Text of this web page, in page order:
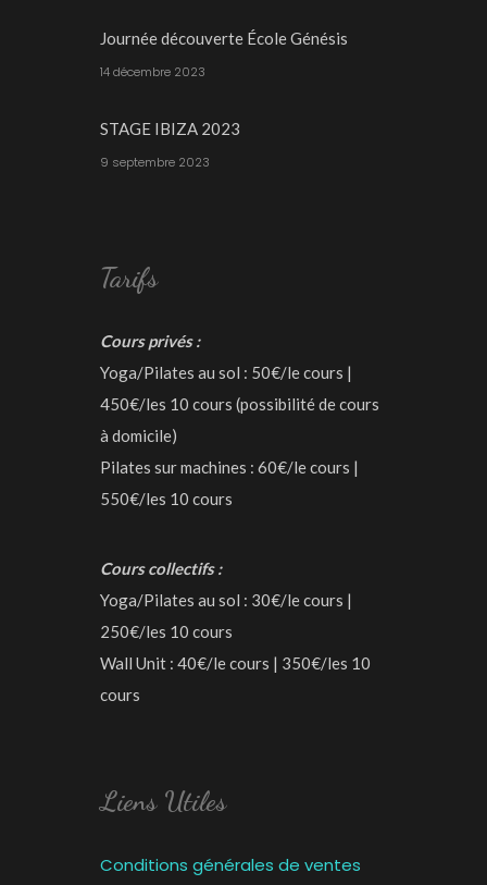
Journée découverte École Génésis
14 décembre 2023
STAGE IBIZA 2023
9 septembre 2023
Tarifs
Cours privés :
Yoga/Pilates au sol : 50€/le cours |
450€/les 10 cours (possibilité de cours
à domicile)
Pilates sur machines : 60€/le cours |
550€/les 10 cours
Cours collectifs :
Yoga/Pilates au sol : 30€/le cours |
250€/les 10 cours
Wall Unit : 40€/le cours | 350€/les 10
cours
Liens Utiles
Conditions générales de ventes